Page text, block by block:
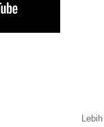
Lebih